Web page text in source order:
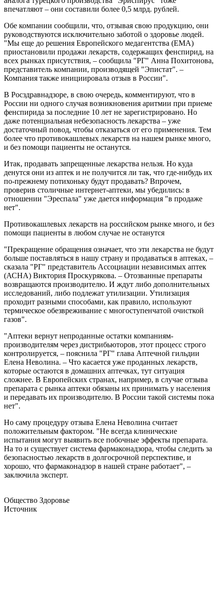
впечатляют – они составили более 0,5 млрд. рублей.
Обе компании сообщили, что, отзывая свою продукцию, они
руководствуются исключительно заботой о здоровье людей.
"Мы еще до решения Европейского медагентства (EMA)
приостановили продажи лекарств, содержащих фенспирид, на
всех рынках присутствия, – сообщила "РГ" Анна Похитонова,
представитель компании, производящей "Эпистат". –
Компания также инициировала отзыв в России".
В Росздравнадзоре, в свою очередь, комментируют, что в
России ни одного случая возникновения аритмии при приеме
фенспирида за последние 10 лет не зарегистрировано. Но
даже потенциальная небезопасность лекарства – уже
достаточный повод, чтобы отказаться от его применения. Тем
более что противокашлевых лекарств на нашем рынке много,
и без помощи пациенты не останутся.
Итак, продавать запрещенные лекарства нельзя. Но куда
денутся они из аптек и не получится ли так, что где-нибудь их
по-прежнему потихоньку будут продавать? Впрочем,
проверив столичные интернет-аптеки, мы убедились: в
отношении "Эреспала" уже дается информация "в продаже
нет".
Противокашлевых лекарств на российском рынке много, и без
помощи пациенты в любом случае не останутся
"Прекращение обращения означает, что эти лекарства не будут
больше поставляться в нашу страну и продаваться в аптеках, –
сказала "РГ" представитель Ассоциации независимых аптек
(АСНА) Виктория Проскурякова. – Отозванные препараты
возвращаются производителю. И ждут либо дополнительных
исследований, либо подлежат утилизации. Утилизация
проходит разными способами, как правило, используют
термическое обезвреживание с многоступенчатой очисткой
газов".
"Аптеки вернут непроданные остатки компаниям-
производителям через дистрибьюторов, этот процесс строго
контролируется, – пояснила "РГ" глава Аптечной гильдии
Елена Неволина. – Что касается уже проданных лекарств,
которые остаются в домашних аптечках, тут ситуация
сложнее. В Европейских странах, например, в случае отзыва
препарата с рынка аптеки обязаны их принимать у населения
и передавать их производителю. В России такой системы пока
нет".
Но саму процедуру отзыва Елена Неволина считает
положительным фактором. "Не всегда клинические
испытания могут выявить все побочные эффекты препарата.
На то и существует система фармаконадзора, чтобы следить за
безопасностью лекарств в долгосрочной перспективе, и
хорошо, что фармаконадзор в нашей стране работает", –
заключила эксперт.
Общество Здоровье
Источник